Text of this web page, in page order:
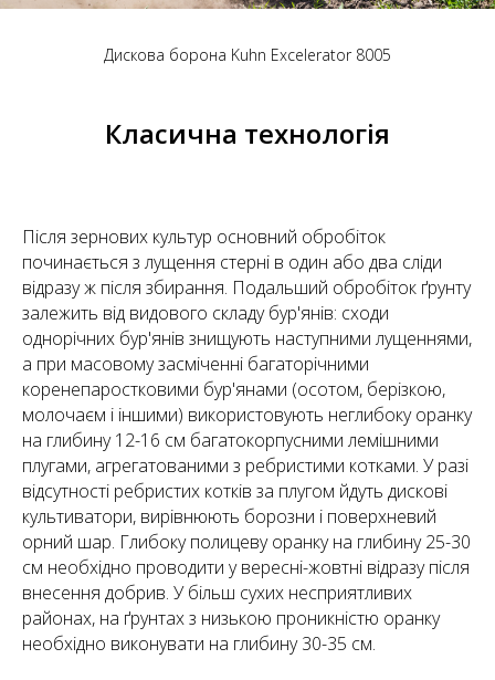
Дискова борона Kuhn Excelerator 8005
Класична технологія
Після зернових культур основний обробіток
починається з лущення стерні в один або два сліди
відразу ж після збирання. Подальший обробіток ґрунту
залежить від видового складу бур'янів: сходи
однорічних бур'янів знищують наступними лущеннями,
а при масовому засміченні багаторічними
коренепаростковими бур'янами (осотом, берізкою,
молочаєм і іншими) використовують неглибоку оранку
на глибину 12-16 см багатокорпусними лемішними
плугами, агрегатованими з ребристими котками. У разі
відсутності ребристих котків за плугом йдуть дискові
культиватори, вирівнюють борозни і поверхневий
орний шар. Глибоку полицеву оранку на глибину 25-30
см необхідно проводити у вересні-жовтні відразу після
внесення добрив. У більш сухих несприятливих
районах, на ґрунтах з низькою проникністю оранку
необхідно виконувати на глибину 30-35 см.